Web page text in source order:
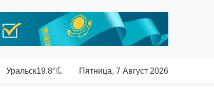
Уральск19.8° Пятница, 7 Август 2026